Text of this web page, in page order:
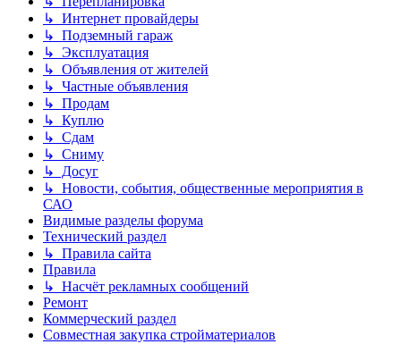
↳ Интернет провайдеры
↳ Подземный гараж
↳ Эксплуатация
↳ Объявления от жителей
↳ Частные объявления
↳ Продам
↳ Куплю
↳ Сдам
↳ Сниму
↳ Досуг
↳ Новости, события, общественные мероприятия в
САО
Видимые разделы форума
Технический раздел
↳ Правила сайта
Правила
↳ Насчёт рекламных сообщений
Ремонт
Коммерческий раздел
Совместная закупка стройматериалов